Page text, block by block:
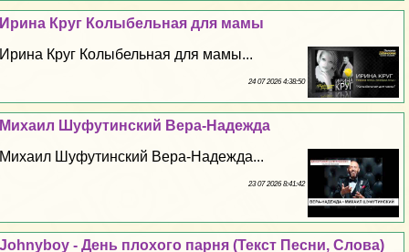
Ирина Круг Колыбельная для мамы
Ирина Круг Колыбельная для мамы...
24 07 2026 4:38:50
Михаил Шуфутинский Вера-Надежда
Михаил Шуфутинский Вера-Надежда...
23 07 2026 8:41:42
Johnyboy - День плохого парня (Текст Песни, Слова)